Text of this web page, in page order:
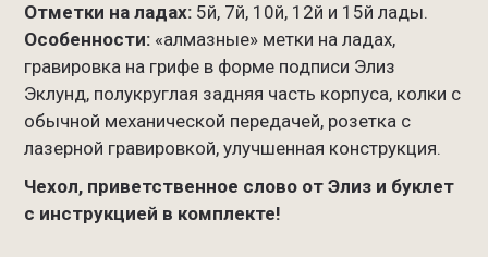
Отметки на ладах: 5й, 7й, 10й, 12й и 15й лады.
Особенности: «алмазные» метки на ладах,
гравировка на грифе в форме подписи Элиз
Эклунд, полукруглая задняя часть корпуса, колки с
обычной механической передачей, розетка с
лазерной гравировкой, улучшенная конструкция.
Чехол, приветственное слово от Элиз и буклет
с инструкцией в комплекте!